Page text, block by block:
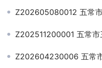
Z202605080012 五常
Z202511200001 五常市
Z202604230006 五常